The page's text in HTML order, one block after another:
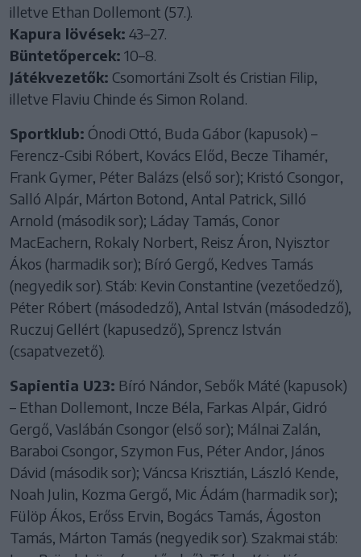
illetve Ethan Dollemont (57.).
Kapura lövések: 43–27.
Büntetőpercek: 10–8.
Játékvezetők: Csomortáni Zsolt és Cristian Filip,
illetve Flaviu Chinde és Simon Roland.
Sportklub: Ónodi Ottó, Buda Gábor (kapusok) –
Ferencz-Csibi Róbert, Kovács Előd, Becze Tihamér,
Frank Gymer, Péter Balázs (első sor); Kristó Csongor,
Salló Alpár, Márton Botond, Antal Patrick, Silló
Arnold (második sor); Láday Tamás, Conor
MacEachern, Rokaly Norbert, Reisz Áron, Nyisztor
Ákos (harmadik sor); Bíró Gergő, Kedves Tamás
(negyedik sor). Stáb: Kevin Constantine (vezetőedző),
Péter Róbert (másodedző), Antal István (másodedző),
Ruczuj Gellért (kapusedző), Sprencz István
(csapatvezető).
Sapientia U23: Bíró Nándor, Sebők Máté (kapusok)
– Ethan Dollemont, Incze Béla, Farkas Alpár, Gidró
Gergő, Vaslábán Csongor (első sor); Málnai Zalán,
Baraboi Csongor, Szymon Fus, Péter Andor, János
Dávid (második sor); Váncsa Krisztián, László Kende,
Noah Julin, Kozma Gergő, Mic Ádám (harmadik sor);
Fülöp Ákos, Erőss Ervin, Bogács Tamás, Ágoston
Tamás, Márton Tamás (negyedik sor). Szakmai stáb: